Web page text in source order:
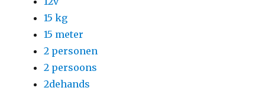
15 kg
15 meter
2 personen
2 persoons
2dehands